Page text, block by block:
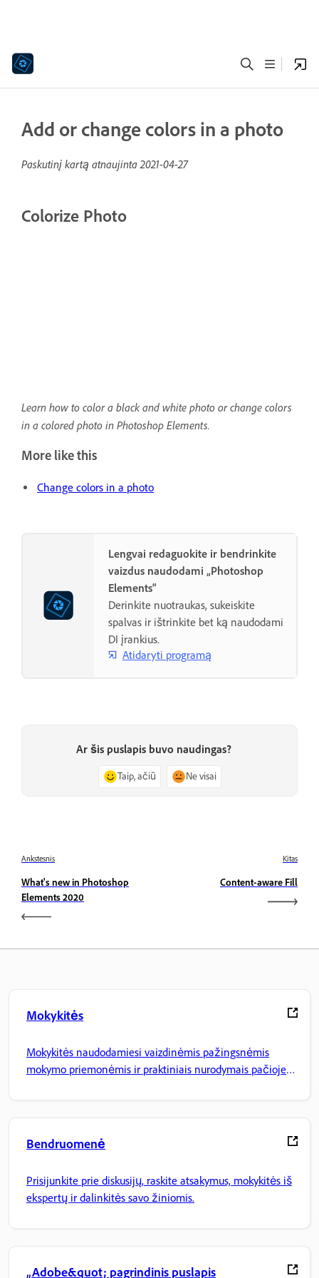
Add or change colors in a photo
Paskutinį kartą atnaujinta2021-04-27
Colorize Photo
Learn how to color a black and white photo or change colors
in a colored photo in Photoshop Elements.
More like this
Change colors in a photo
Lengvai redaguokite ir bendrinkite
vaizdus naudodami „Photoshop
Elements“
Derinkite nuotraukas, sukeiskite
spalvas ir ištrinkite bet ką naudodami
DI įrankius.
Atidaryti programą
Ar šis puslapis buvo naudingas?
Taip, ačiū Ne visai
Ankstesnis
What's new in Photoshop
Elements 2020
Kitas
Content-aware Fill
Mokykitės
Mokykitės naudodamiesi vaizdinėmis pažingsnėmis
mokymo priemonėmis ir praktiniais nurodymais pačioje
Bendruomenė
Prisijunkite prie diskusijų, raskite atsakymus, mokykitės iš
ekspertų ir dalinkitės savo žiniomis.
„Adobe&quot; pagrindinis puslapis